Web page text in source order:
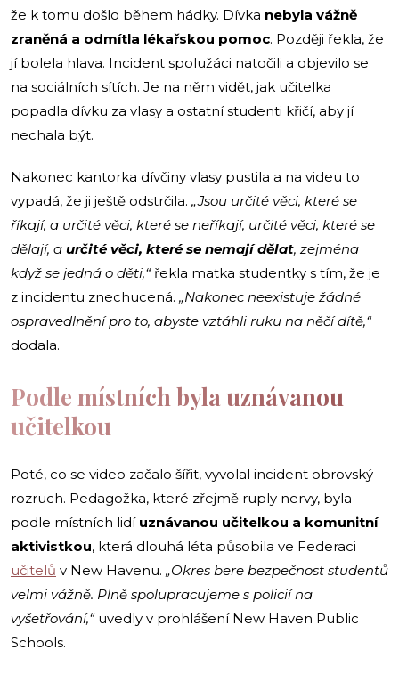
že k tomu došlo během hádky. Dívka nebyla vážně
zraněná a odmítla lékařskou pomoc. Později řekla, že
jí bolela hlava. Incident spolužáci natočili a objevilo se
na sociálních sítích. Je na něm vidět, jak učitelka
popadla dívku za vlasy a ostatní studenti křičí, aby jí
nechala být.
Nakonec kantorka dívčiny vlasy pustila a na videu to
vypadá, že ji ještě odstrčila. „Jsou určité věci, které se
říkají, a určité věci, které se neříkají, určité věci, které se
dělají, a určité věci, které se nemají dělat, zejména
když se jedná o děti,“řekla matka studentky s tím, že je
z incidentu znechucená. „Nakonec neexistuje žádné
ospravedlnění pro to, abyste vztáhli ruku na něčí dítě,“
dodala.
Podle místních byla uznávanou
učitelkou
Poté, co se video začalo šířit, vyvolal incident obrovský
rozruch. Pedagožka, které zřejmě ruply nervy, byla
podle místních lidí uznávanou učitelkou a komunitní
aktivistkou, která dlouhá léta působila ve Federaci
učitelů v New Havenu. „Okres bere bezpečnost studentů
velmi vážně. Plně spolupracujeme s policií na
vyšetřování,“uvedly v prohlášení New Haven Public
Schools.